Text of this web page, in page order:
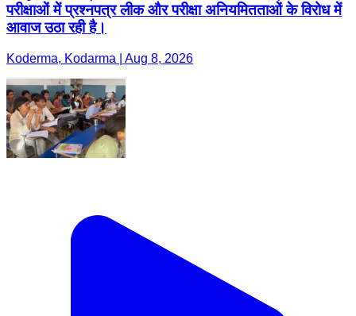
परीक्षाओं में प्रश्नपत्र लीक और परीक्षा अनियमितताओं के विरोध में
आवाज उठा रही है।
Koderma, Kodarma | Aug 8, 2026